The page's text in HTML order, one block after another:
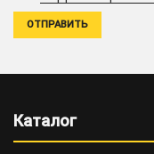
Каталог